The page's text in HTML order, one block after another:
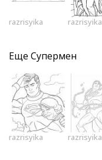
razrisyika razrisyika
Еще Супермен
razrisyika razrisyika